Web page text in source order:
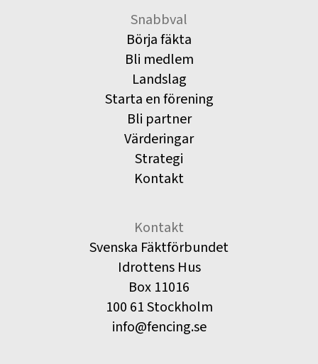
Snabbval
Börja fäkta
Bli medlem
Landslag
Starta en förening
Bli partner
Värderingar
Strategi
Kontakt
Kontakt
Svenska Fäktförbundet
Idrottens Hus
Box 11016
100 61 Stockholm
info@fencing.se